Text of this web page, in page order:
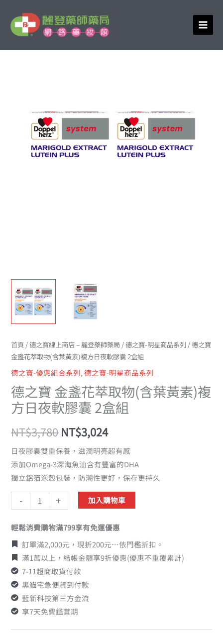
首頁 /德之寶線上商店 – 麗登藥師藥局 /德之寶-明星商品系列 / 德之寶
金盞花萃取物(含葉黃素)複方日夜軟膠囊 2盒組
德之寶-優惠組合系列,德之寶-明星商品系列
德之寶 金盞花萃取物(含葉黃素)複
方日夜軟膠囊 2盒組
NT$3,780
價
格：
NT$3,780。
NT$3,024
價
格：
NT$3,024。
日夜膠囊雙重保養，滋潤明亮超有感
添加Omega-3深海魚油含有豐富的DHA
獨立鋁箔泡殼包裝，防潮性更好，保存更持久
-
日
夜
軟
2
盒
組
數
量
+ 加入購物車
輕鬆消費購物滿799享有免運優惠
訂單滿2,000元，現折200元…依門檻折扣。
滿1萬以上，結帳金額享9折優惠(優惠不重覆累計)
7-11超商取貨付款
黑貓宅急便貨到付款
藍新科技第三方金流
享7天免費鑑賞期